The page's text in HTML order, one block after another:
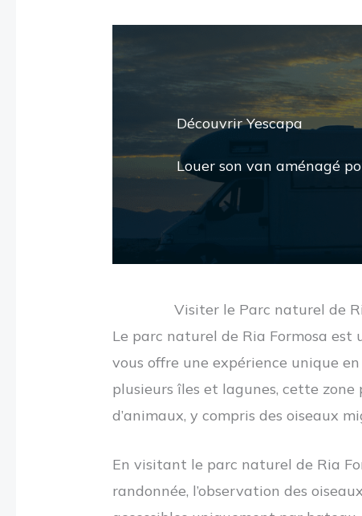
Découvrir Yescapa
Louer son van aménagé
Visiter le Parc naturel de
Le parc naturel de Ria Formosa est
vous offre une expérience unique
plusieurs îles et lagunes, cette
d’animaux, y compris des oiseaux
En visitant le parc naturel de Ria
randonnée, l’observation des